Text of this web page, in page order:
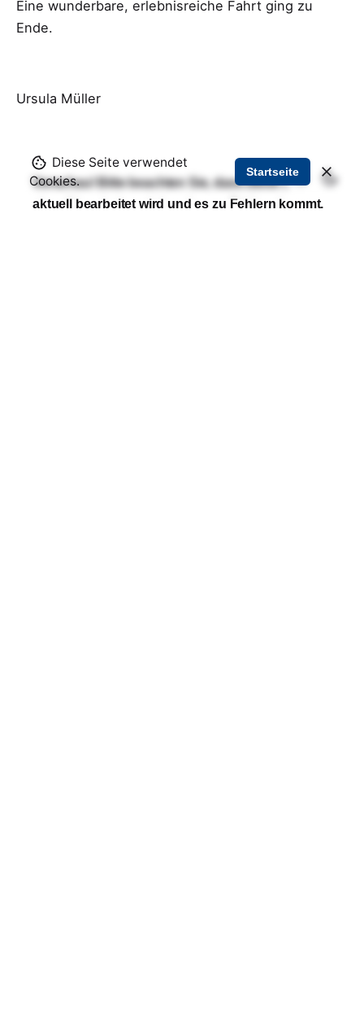
Eine wunderbare, erlebnisreiche Fahrt ging zu
Ende.
Ursula Müller
Vorschau! Bitte beachten Sie, dass diese Seite
aktuell bearbeitet wird und es zu Fehlern kommt.
Diese Seite verwendet
Cookies.
Startseite